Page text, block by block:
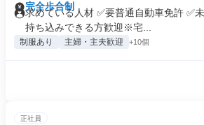
完全歩合制
求めている人材 ✅要普通自動車免許 ✅
持ち込みできる方歓迎※宅...
制服あり 主婦・主夫歓迎 +10個
正社員